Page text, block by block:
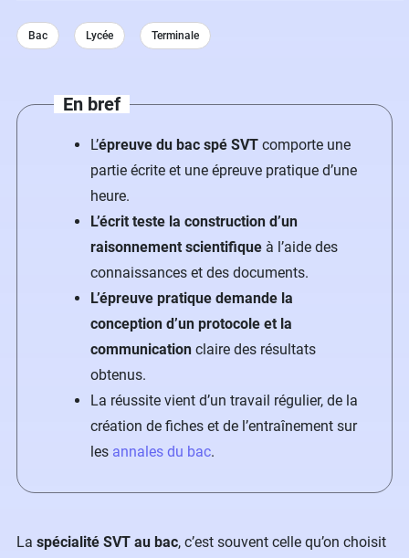
En bref
L’épreuve du bac spé SVT comporte une
partie écrite et une épreuve pratique d’une
heure.
L’écrit teste la construction d’un
raisonnement scientifique à l’aide des
connaissances et des documents.
L’épreuve pratique demande la
conception d’un protocole et la
communication claire des résultats
obtenus.
La réussite vient d’un travail régulier, de la
création de fiches et de l’entraînement sur
les annales du bac.
La spécialité SVT au bac, c’est souvent celle qu’on choisit
Bac Lycée Terminale